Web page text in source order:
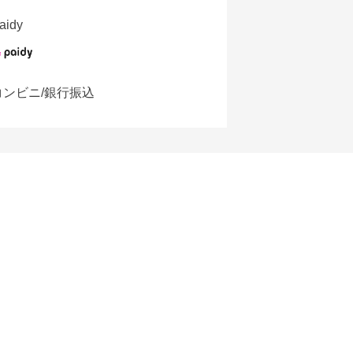
ンビニ/銀行振込